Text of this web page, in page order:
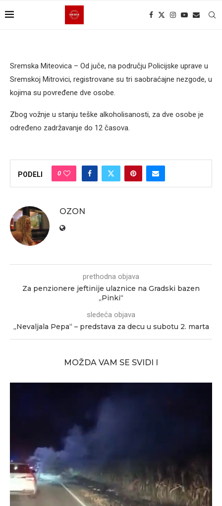
Sremska Miteovica – Od juče, na području Policijske uprave u
Sremskoj Mitrovici, registrovane su tri saobraćajne nezgode, u
kojima su povređene dve osobe.
Zbog vožnje u stanju teške alkoholisanosti, za dve osobe je
određeno zadržavanje do 12 časova.
PODELI 0
OZON
prethodna objava
Za penzionere jeftinije ulaznice na Gradski bazen
„Pinki“
sledeća objava
„Nevaljala Pepa“ – predstava za decu u subotu 2. marta
MOŽDA VAM SE SVIDI I